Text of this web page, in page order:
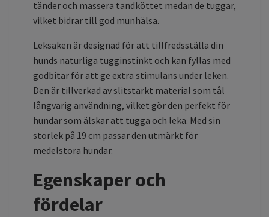
tänder och massera tandköttet medan de tuggar,
vilket bidrar till god munhälsa.
Leksaken är designad för att tillfredsställa din
hunds naturliga tugginstinkt och kan fyllas med
godbitar för att ge extra stimulans under leken.
Den är tillverkad av slitstarkt material som tål
långvarig användning, vilket gör den perfekt för
hundar som älskar att tugga och leka. Med sin
storlek på 19 cm passar den utmärkt för
medelstora hundar.
Egenskaper och
fördelar